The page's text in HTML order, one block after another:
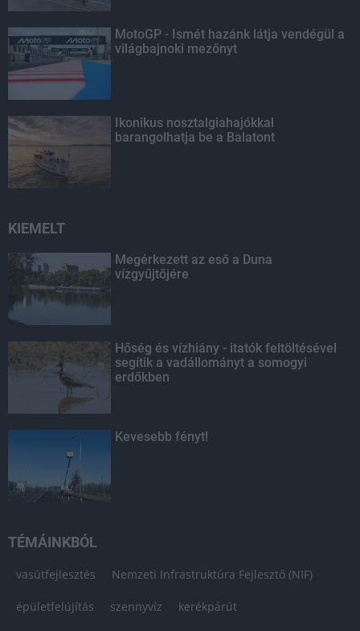
MotoGP - Ismét hazánk látja vendégül a
világbajnoki mezőnyt
Ikonikus nosztalgiahajókkal
barangolhatja be a Balatont
KIEMELT
Megérkezett az eső a Duna
vízgyűjtőjére
Hőség és vízhiány - itatók feltöltésével
segítik a vadállományt a somogyi
erdőkben
Kevesebb fényt!
TÉMÁINKBÓL
vasútfejlesztés Nemzeti Infrastruktúra Fejlesztő (NIF)
épületfelújítás szennyvíz kerékpárút